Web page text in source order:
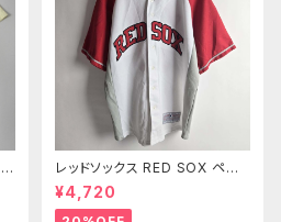
レッドソックス RED SOX ペド
ロイア ユニフォーム GENUINE
MERCHANDISE 14/16 m080
6-16
¥4,720